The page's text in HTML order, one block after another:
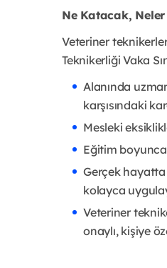
Ne Katacak,
Veteriner
Teknikerliği Vaka
Alanında
karşısındaki
Mesleki
Eğitim boyunca
Gerçek hayatta
kolayca
Veteriner
onaylı, kişiye